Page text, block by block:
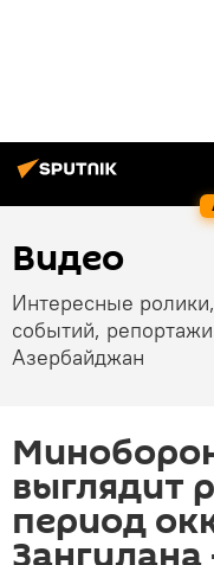
Видео
Интересные
событий,
Азербайджан
выглядит
период